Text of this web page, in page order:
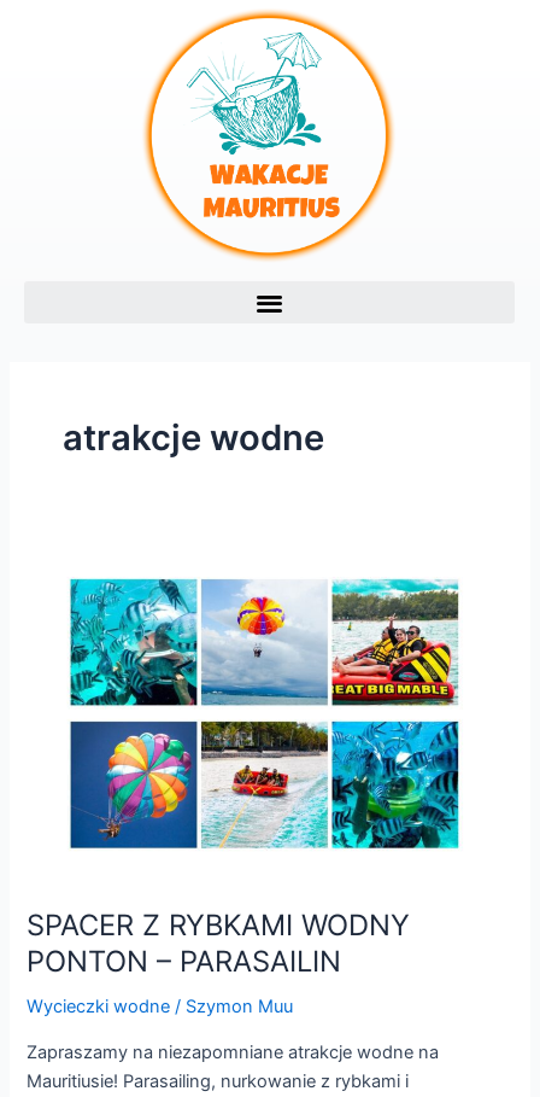
atrakcje wodne
SPACER Z RYBKAMI WODNY
PONTON – PARASAILIN
Wycieczki wodne / Szymon Muu
Zapraszamy na niezapomniane atrakcje wodne na
Mauritiusie! Parasailing, nurkowanie z rybkami i
RYBKAMI
WODNY
PONTON
PARASAILIN